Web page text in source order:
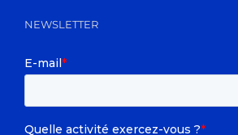
NEWSLETTER